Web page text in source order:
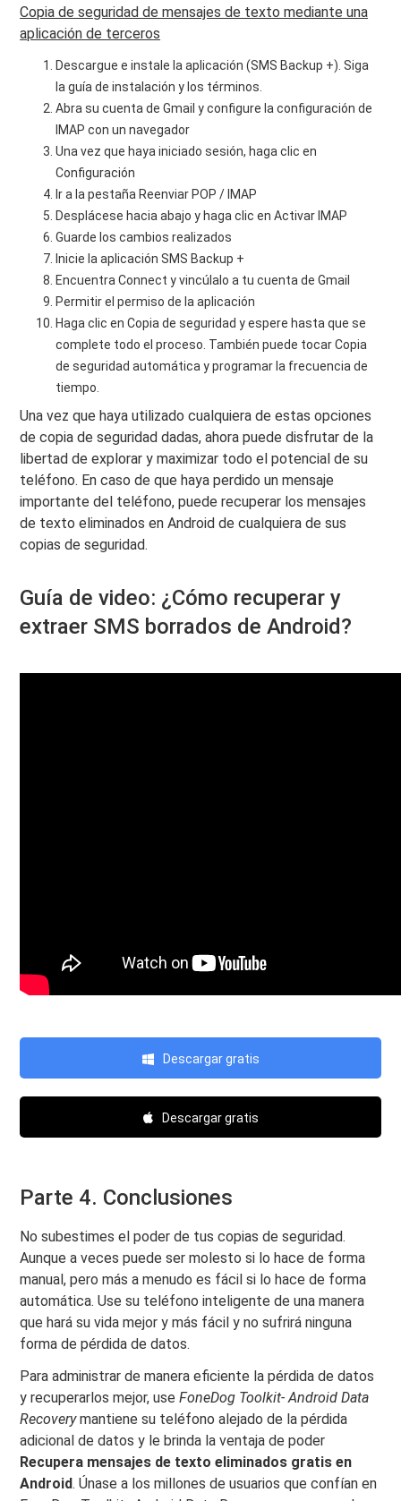
Copia de seguridad de mensajes de texto mediante una
aplicación de terceros
Descargue e instale la aplicación (SMS Backup +). Siga
la guía de instalación y los términos.
Abra su cuenta de Gmail y configure la configuración de
IMAP con un navegador
Una vez que haya iniciado sesión, haga clic en
Configuración
Ir a la pestaña Reenviar POP / IMAP
Desplácese hacia abajo y haga clic en Activar IMAP
Guarde los cambios realizados
Inicie la aplicación SMS Backup +
Encuentra Connect y vincúlalo a tu cuenta de Gmail
Permitir el permiso de la aplicación
Haga clic en Copia de seguridad y espere hasta que se
complete todo el proceso. También puede tocar Copia
de seguridad automática y programar la frecuencia de
tiempo.
Una vez que haya utilizado cualquiera de estas opciones
de copia de seguridad dadas, ahora puede disfrutar de la
libertad de explorar y maximizar todo el potencial de su
teléfono. En caso de que haya perdido un mensaje
importante del teléfono, puede recuperar los mensajes
de texto eliminados en Android de cualquiera de sus
copias de seguridad.
Guía de video: ¿Cómo recuperar y
extraer SMS borrados de Android?
Descargar gratis
Descargar gratis
Parte 4. Conclusiones
No subestimes el poder de tus copias de seguridad.
Aunque a veces puede ser molesto si lo hace de forma
manual, pero más a menudo es fácil si lo hace de forma
automática. Use su teléfono inteligente de una manera
que hará su vida mejor y más fácil y no sufrirá ninguna
forma de pérdida de datos.
Para administrar de manera eficiente la pérdida de datos
y recuperarlos mejor, useFoneDog Toolkit- Android Data
Recoverymantiene su teléfono alejado de la pérdida
adicional de datos y le brinda la ventaja de poder
Recupera mensajes de texto eliminados gratis en
Android. Únase a los millones de usuarios que confían en